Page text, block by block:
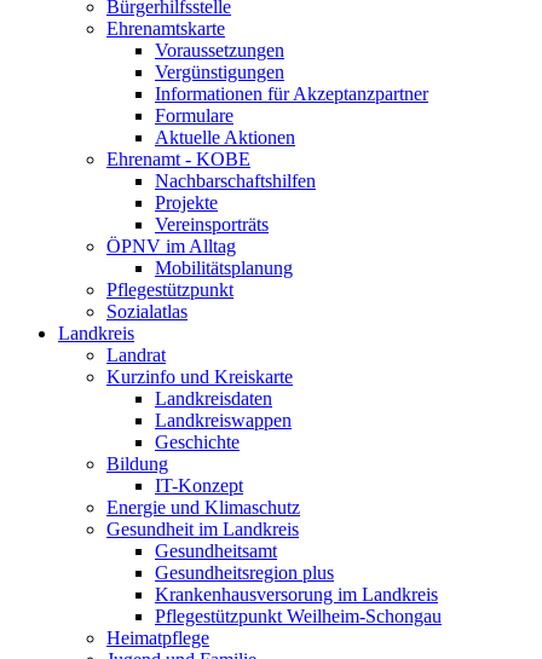
Bürgerhilfsstelle
Ehrenamtskarte
Voraussetzungen
Vergünstigungen
Informationen für Akzeptanzpartner
Formulare
Aktuelle Aktionen
Ehrenamt - KOBE
Nachbarschaftshilfen
Projekte
Vereinsporträts
ÖPNV im Alltag
Mobilitätsplanung
Pflegestützpunkt
Sozialatlas
Landkreis
Landrat
Kurzinfo und Kreiskarte
Landkreisdaten
Landkreiswappen
Geschichte
Bildung
IT-Konzept
Energie und Klimaschutz
Gesundheit im Landkreis
Gesundheitsamt
Gesundheitsregion plus
Krankenhausversorung im Landkreis
Pflegestützpunkt Weilheim-Schongau
Heimatpflege